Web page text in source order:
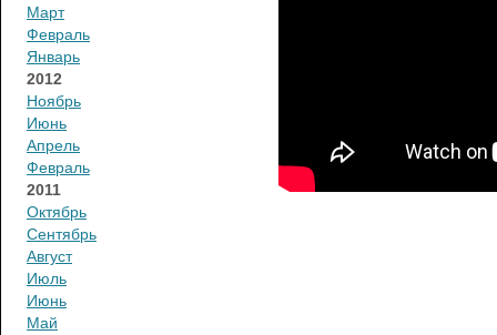
Март
Февраль
Январь
2012
Ноябрь
Июнь
Апрель
Февраль
2011
Октябрь
Сентябрь
Август
Июль
Июнь
Май